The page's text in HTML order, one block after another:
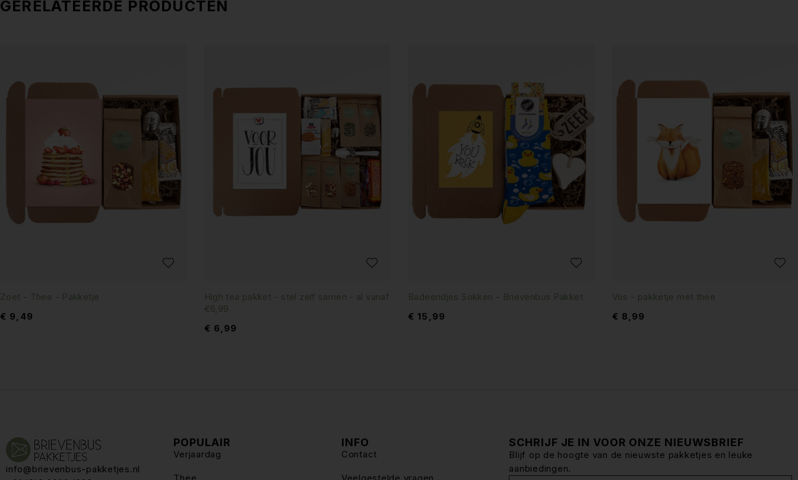
GERELATEERDE PRODUCTEN
Zoet - Thee - Pakketje
€ 9,49
High tea pakket - stel zelf samen - al vanaf
€6,99
€ 6,99
Badeendjes Sokken - Brievenbus Pakket
€ 15,99
Vos - pakketje met thee
€ 8,99
info@brievenbus-pakketjes.nl
POPULAIR
Verjaardag
INFO
Contact
SCHRIJF JE IN VOOR ONZE NIEUWSBRIEF
Blijf op de hoogte van de nieuwste pakketjes en leuke
aanbiedingen.